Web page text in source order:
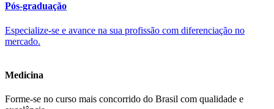
Pós-graduação
Especialize-se e avance na sua profissão com diferenciação no
mercado.
Medicina
Forme-se no curso mais concorrido do Brasil com qualidade e